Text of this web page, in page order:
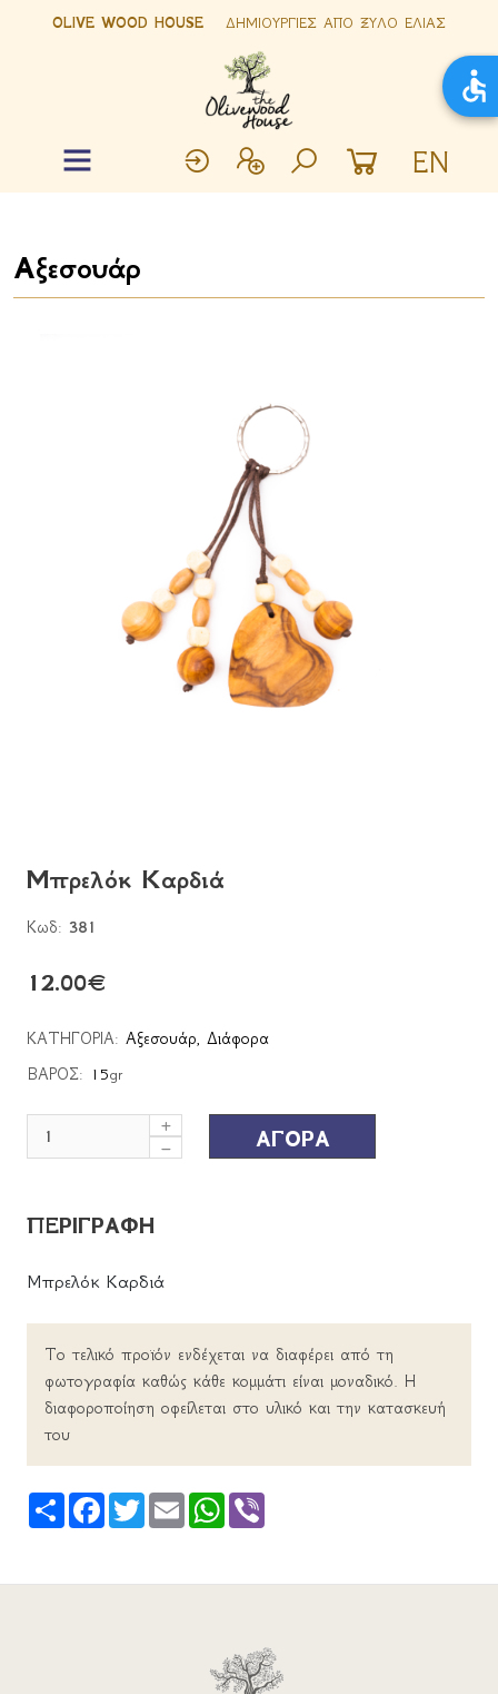
OLIVE WOOD HOUSE ΔΗΜΙΟΥΡΓΙΕΣ ΑΠΟ ΞΥΛΟ ΕΛΙΑΣ
EN
Αξεσουάρ
Μπρελόκ Kαρδιά
Κωδ: 381
12.00€
ΚΑΤΗΓΟΡΙΑ: Αξεσουάρ, Διάφορα
ΒΑΡΟΣ: 15gr
ΑΓΟΡΑ
ΠΕΡΙΓΡΑΦΗ
Μπρελόκ Kαρδιά
Το τελικό προϊόν ενδέχεται να διαφέρει από τη
φωτογραφία καθώς κάθε κομμάτι είναι μοναδικό. Η
διαφοροποίηση οφείλεται στο υλικό και την κατασκευή
του
Share FacebookTwitterEmail WhatsApp